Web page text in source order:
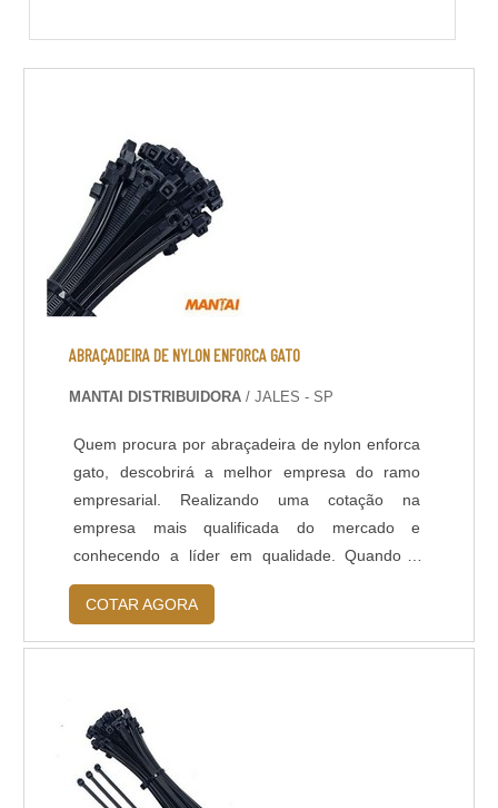
ABRAÇADEIRA DE NYLON ENFORCA GATO
MANTAI DISTRIBUIDORA/ JALES - SP
Quem procura por abraçadeira de nylon enforca
gato, descobrirá a melhor empresa do ramo
empresarial. Realizando uma cotação na
empresa mais qualificada do mercado e
conhecendo a líder em qualidade. Quando o
tema é abraçadeira de nylon enforca gato, com
os colaboradores da Mantai Distribuidora poderá
contar ótima qualidade com entrega em todo o
maneiras eficientes de d...
COTAR AGORA